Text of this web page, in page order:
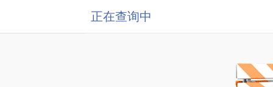
正在查询中